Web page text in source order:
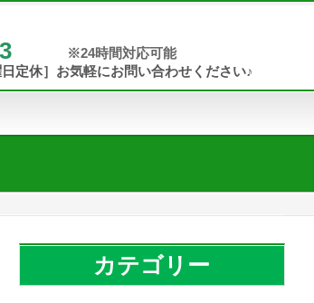
カテゴリー